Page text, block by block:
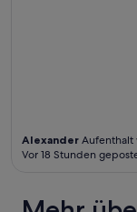
Alexander Aufenthalt
Vor 18 Stunden